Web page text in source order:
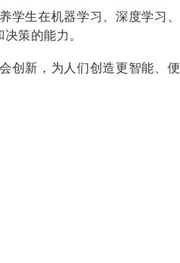
学生在机器学习、深度学习、
策的能力。
创新，为人们创造更智能、便